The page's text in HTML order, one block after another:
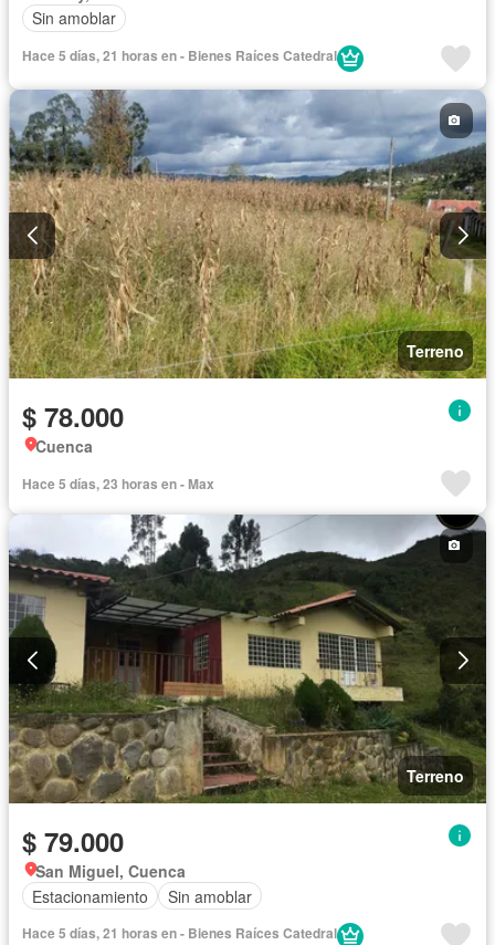
Sin amoblar
Hace 5 días, 21 horas en - Bienes Raíces Catedral
Terreno
$ 78.000
Cuenca
Hace 5 días, 23 horas en - Max
Terreno
$ 79.000
San Miguel, Cuenca
Estacionamiento
Sin amoblar
Hace 5 días, 21 horas en - Bienes Raíces Catedral